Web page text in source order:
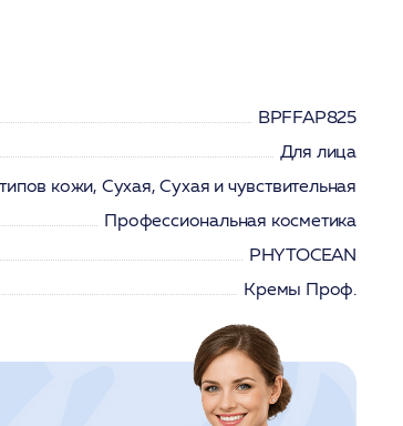
BPFFAP825
Для лица
кожи, Сухая, Сухая и чувствительная
Профессиональная косметика
PHYTOCEAN
Кремы Проф.